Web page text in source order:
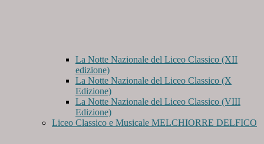
La Notte Nazionale del Liceo Classico (XII
edizione)
La Notte Nazionale del Liceo Classico (X
Edizione)
La Notte Nazionale del Liceo Classico (VIII
Edizione)
Liceo Classico e Musicale MELCHIORRE DELFICO